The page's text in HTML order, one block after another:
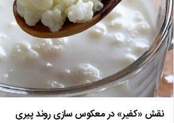
نقش «کفیر» در معکوس سازی روند پیری